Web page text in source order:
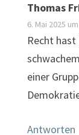
Thomas
6. Mai 2025
Recht
einer
Antworten